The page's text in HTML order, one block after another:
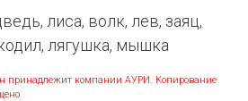
лиса, волк, лев, заяц,
лягушка, мышка
принадлежит компании АУРИ. Копирование